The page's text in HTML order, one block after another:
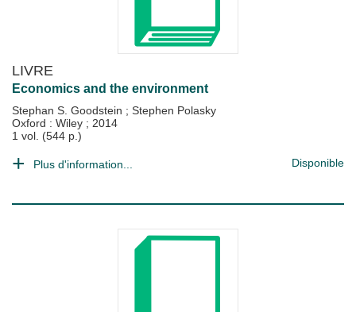
LIVRE
Economics and the environment
Stephan S. Goodstein ; Stephen Polasky
Oxford : Wiley ; 2014
1 vol. (544 p.)
Plus d'information... Disponible